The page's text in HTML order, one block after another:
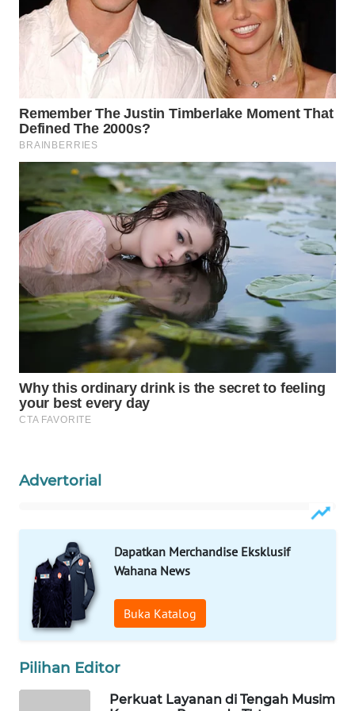
Advertorial
Dapatkan Merchandise Eksklusif
Wahana News
Buka Katalog
Pilihan Editor
Perkuat Layanan di Tengah Musim
WAHANA
DESA
LAPAK
WAHANA
Network
KONSUMEN
LISTRIK
MASYARAKAT
KELISTRIKAN
MAWAKA
ID
NET
MKLI
LPKKI
LKKI